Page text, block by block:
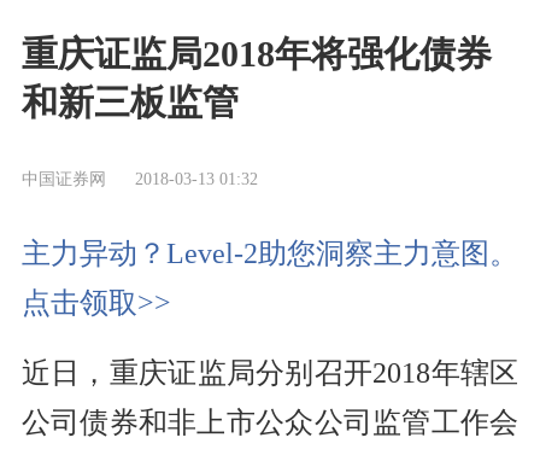
重庆证监局2018年将强化债券
和新三板监管
中国证券网 2018-03-13 01:32
主力异动？Level-2助您洞察主力意图。
点击领取>>
近日，重庆证监局分别召开2018年辖区
公司债券和非上市公众公司监管工作会